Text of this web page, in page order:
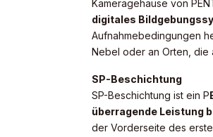
Kameragehäuse von
digitales
Aufnahmebedingungen
Nebel oder an Orten, die
SP-Beschichtung
SP-Beschichtung ist ein P
überragende Leistung
der Vorderseite des